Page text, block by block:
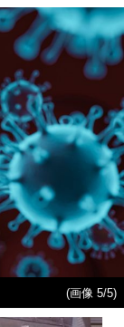
(画像 5/5)